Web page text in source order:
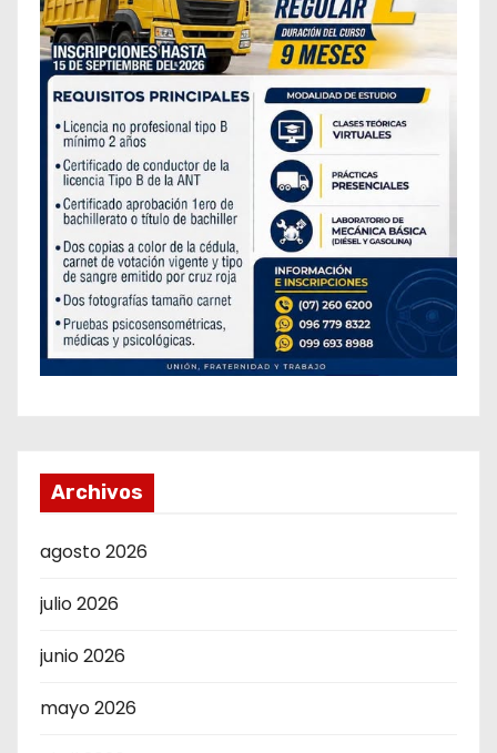
Archivos
agosto 2026
julio 2026
junio 2026
mayo 2026